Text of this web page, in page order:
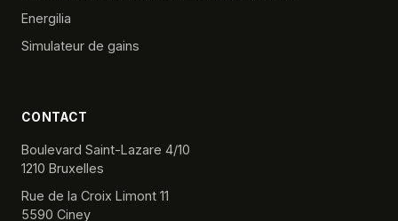
Energilia
Simulateur de gains
CONTACT
Boulevard Saint-Lazare 4/10
1210 Bruxelles
Rue de la Croix Limont 11
5590 Ciney